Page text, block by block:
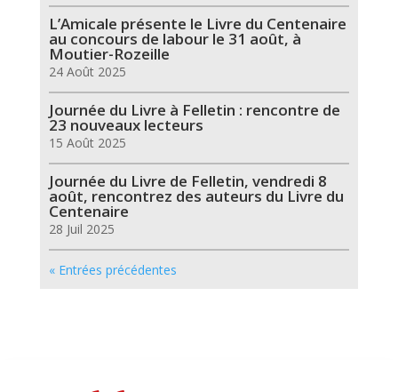
L’Amicale présente le Livre du Centenaire
au concours de labour le 31 août, à
Moutier-Rozeille
24 Août 2025
Journée du Livre à Felletin : rencontre de
23 nouveaux lecteurs
15 Août 2025
Journée du Livre de Felletin, vendredi 8
août, rencontrez des auteurs du Livre du
Centenaire
28 Juil 2025
« Entrées précédentes